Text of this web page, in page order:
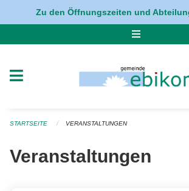
Navigation überspringen
Zu den Öffnungszeiten und
STARTSEITE VERANSTALTUNGEN
Veranstaltungen